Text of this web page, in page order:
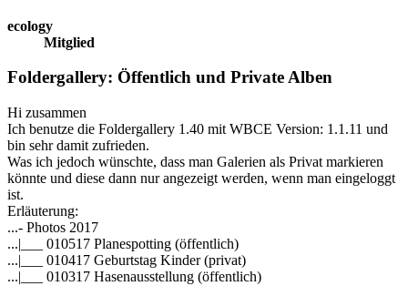
ecology
Mitglied
Foldergallery: Öffentlich und Private Alben
Hi zusammen
Ich benutze die Foldergallery 1.40 mit WBCE Version: 1.1.11 und
bin sehr damit zufrieden.
Was ich jedoch wünschte, dass man Galerien als Privat markieren
könnte und diese dann nur angezeigt werden, wenn man eingeloggt
ist.
Erläuterung:
...- Photos 2017
...|___ 010517 Planespotting (öffentlich)
...|___ 010417 Geburtstag Kinder (privat)
...|___ 010317 Hasenausstellung (öffentlich)